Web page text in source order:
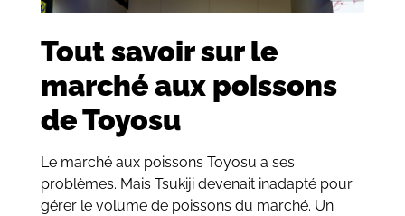
Tout savoir sur le
marché aux poissons
de Toyosu
Le marché aux poissons Toyosu a ses
problèmes. Mais Tsukiji devenait inadapté pour
gérer le volume de poissons du marché. Un